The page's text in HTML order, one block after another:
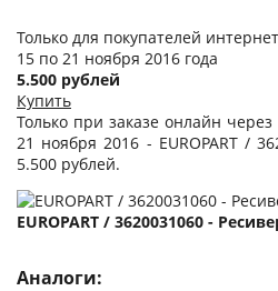
Только для покупателей
15 по 21 ноября 2016 года
5.500 рублей
Купить
Только при заказе онлайн
21 ноября 2016 - EUROPART /
5.500 рублей.
EUROPART / 3620031060 -
Аналоги: